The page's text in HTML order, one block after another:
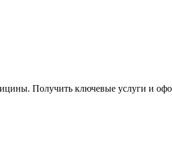
Получить ключевые услуги и